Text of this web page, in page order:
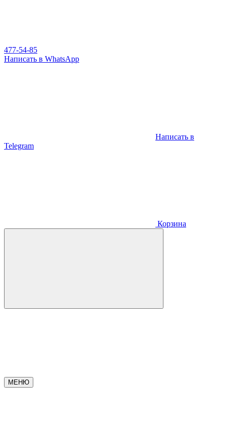
477-54-85
Написать в WhatsApp
Написать в
Telegram
Корзина
МЕНЮ